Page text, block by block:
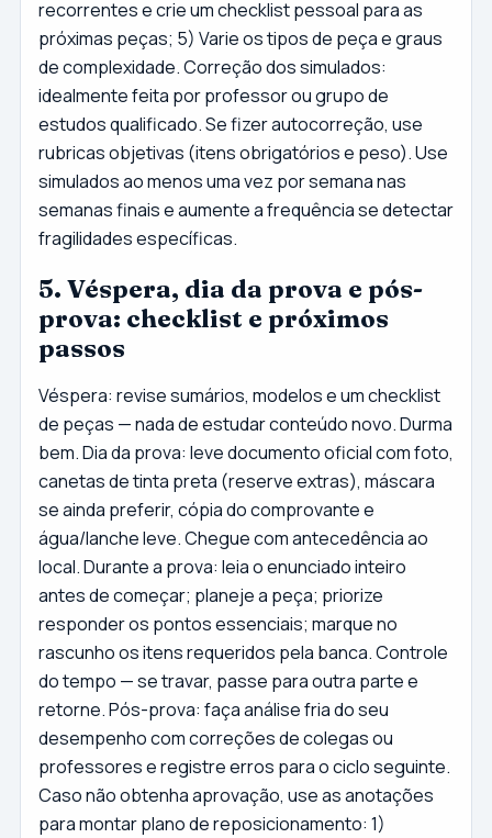
recorrentes e crie um checklist pessoal para as
próximas peças; 5) Varie os tipos de peça e graus
de complexidade. Correção dos simulados:
idealmente feita por professor ou grupo de
estudos qualificado. Se fizer autocorreção, use
rubricas objetivas (itens obrigatórios e peso). Use
simulados ao menos uma vez por semana nas
semanas finais e aumente a frequência se detectar
fragilidades específicas.
5. Véspera, dia da prova e pós-
prova: checklist e próximos
passos
Véspera: revise sumários, modelos e um checklist
de peças — nada de estudar conteúdo novo. Durma
bem. Dia da prova: leve documento oficial com foto,
canetas de tinta preta (reserve extras), máscara
se ainda preferir, cópia do comprovante e
água/lanche leve. Chegue com antecedência ao
local. Durante a prova: leia o enunciado inteiro
antes de começar; planeje a peça; priorize
responder os pontos essenciais; marque no
rascunho os itens requeridos pela banca. Controle
do tempo — se travar, passe para outra parte e
retorne. Pós-prova: faça análise fria do seu
desempenho com correções de colegas ou
professores e registre erros para o ciclo seguinte.
Caso não obtenha aprovação, use as anotações
para montar plano de reposicionamento: 1)